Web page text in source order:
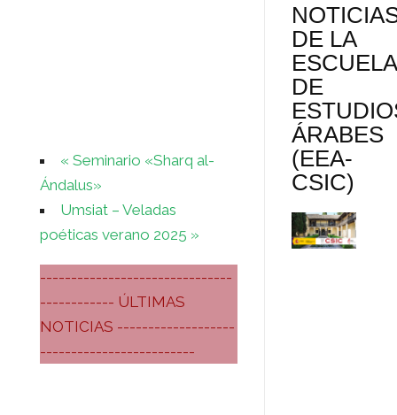
« Seminario «Sharq al-
Ándalus»
Umsiat – Veladas
poéticas verano 2025 »
-------------------------------
------------ ÚLTIMAS
NOTICIAS -------------------
-------------------------
DE LA
ESCUELA
DE
ÁRABES
(EEA-
CSIC)